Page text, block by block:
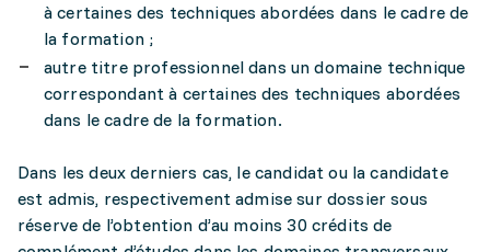
à certaines des techniques abordées dans le cadre de
la formation ;
autre titre professionnel dans un domaine technique
correspondant à certaines des techniques abordées
dans le cadre de la formation.
Dans les deux derniers cas, le candidat ou la candidate
est admis, respectivement admise sur dossier sous
réserve de l’obtention d’au moins 30 crédits de